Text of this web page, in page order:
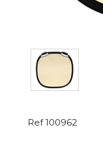
Ref 100962